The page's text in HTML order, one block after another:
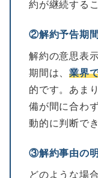
約が継続する
②解約予告期間
解約の意思表
期間は、業界
的です。あま
備が間に合わ
動的に判断で
③解約事由の
どのような場